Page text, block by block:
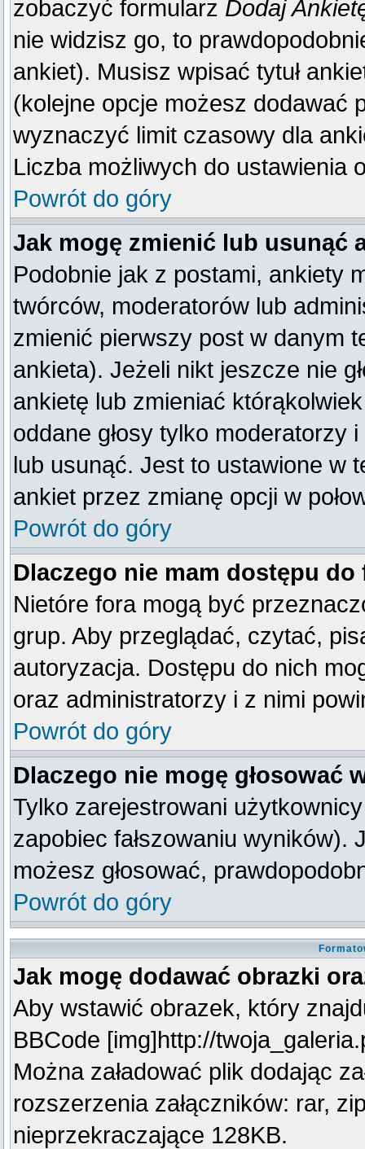
zobaczyć formularz Dodaj
nie widzisz go, to
ankiet). Musisz wpisać tytuł
(kolejne opcje możesz dodawać
wyznaczyć limit czasowy dla
Liczba możliwych do ustawienia
Powrót do góry
Jak mogę zmienić lub usunąć
Podobnie jak z postami, ankiety
twórców, moderatorów lub
zmienić pierwszy post w danym
ankieta). Jeżeli nikt jeszcze nie
ankietę lub zmieniać
oddane głosy tylko moderatorzy
lub usunąć. Jest to ustawione w
ankiet przez zmianę opcji w
Powrót do góry
Dlaczego nie mam dostępu do
Nietóre fora mogą być
grup. Aby przeglądać, czytać,
autoryzacja. Dostępu do nich
oraz administratorzy i z nimi
Powrót do góry
Dlaczego nie mogę głosować
Tylko zarejestrowani
zapobiec fałszowaniu wyników).
możesz głosować,
Powrót do góry
Jak mogę dodawać obrazki
Aby wstawić obrazek, który
BBCode [img]http://
Można załadować plik dodając
rozszerzenia załączników: rar,
nieprzekraczające 128KB.